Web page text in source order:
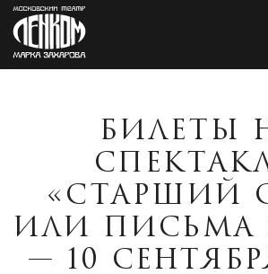
БИЛЕТЫ
«СТАРШИЙ
ИЛИ ПИСЬМА
— 10